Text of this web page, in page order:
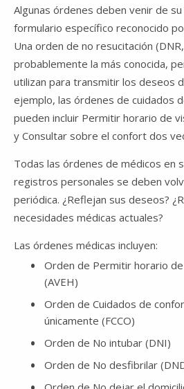
Algunas órdenes deben venir de
formulario específico reconocido
Una orden de no resucitación
probablemente la más conocida,
utilizan para transmitir los deseos
ejemplo, las órdenes de cuidados
pueden incluir Permitir horario de
y Consultar sobre el confort dos
Todas las órdenes de médicos en
registros personales se deben
periódica. ¿Reflejan sus deseos?
necesidades médicas actuales?
Las órdenes médicas incluyen:
Orden de Permitir horario
(AVEH)
Orden de Cuidados de
únicamente (FCCO)
Orden de No intubar (DNI)
Orden de No desfibrilar